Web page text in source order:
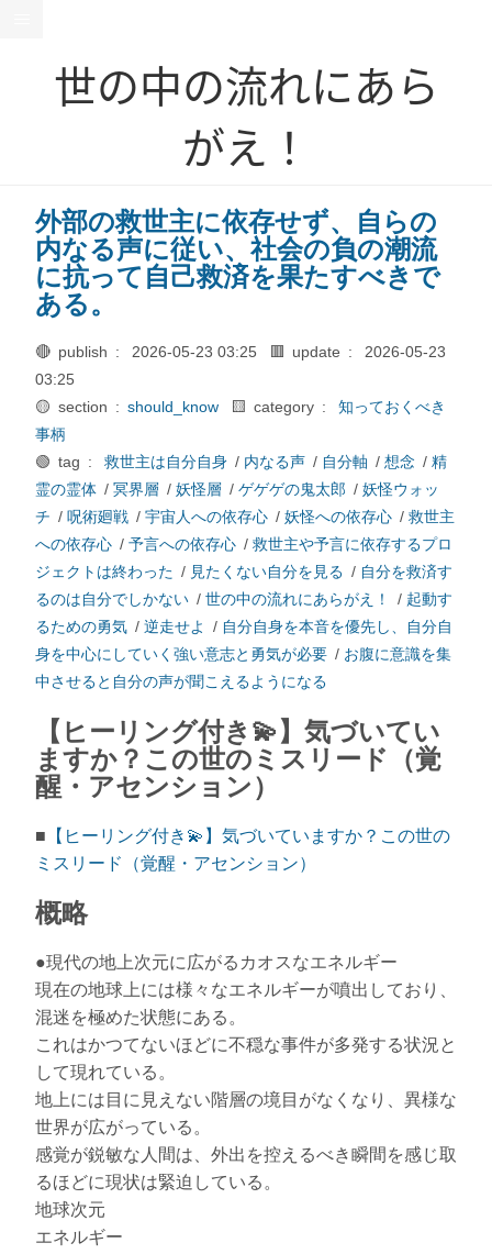
世の中の流れにあら
がえ！
外部の救世主に依存せず、自らの
内なる声に従い、社会の負の潮流
に抗って自己救済を果たすべきで
ある。
🔴 publish : 2026-05-23 03:25 🟥 update :
2026-05-23
03:25
🟡 section : should_know 🟨 category :
知っておくべき
事柄
🟢 tag :
救世主は自分自身 / 内なる声 / 自分軸 / 想念 / 精
霊の霊体 / 冥界層 / 妖怪層 / ゲゲゲの鬼太郎 / 妖怪ウォッ
チ / 呪術廻戦 / 宇宙人への依存心 / 妖怪への依存心 / 救世主
への依存心 / 予言への依存心 / 救世主や予言に依存するプロ
ジェクトは終わった / 見たくない自分を見る / 自分を救済す
るのは自分でしかない / 世の中の流れにあらがえ！ / 起動す
るための勇気 / 逆走せよ / 自分自身を本音を優先し、自分自
身を中心にしていく強い意志と勇気が必要 / お腹に意識を集
中させると自分の声が聞こえるようになる
【ヒーリング付き💫】気づいてい
ますか？この世のミスリード（覚
醒・アセンション）
■ 【ヒーリング付き💫】気づいていますか？この世の
ミスリード（覚醒・アセンション）
概略
●現代の地上次元に広がるカオスなエネルギー
現在の地球上には様々なエネルギーが噴出しており、
混迷を極めた状態にある。
これはかつてないほどに不穏な事件が多発する状況と
して現れている。
地上には目に見えない階層の境目がなくなり、異様な
世界が広がっている。
感覚が鋭敏な人間は、外出を控えるべき瞬間を感じ取
るほどに現状は緊迫している。
地球次元
エネルギー